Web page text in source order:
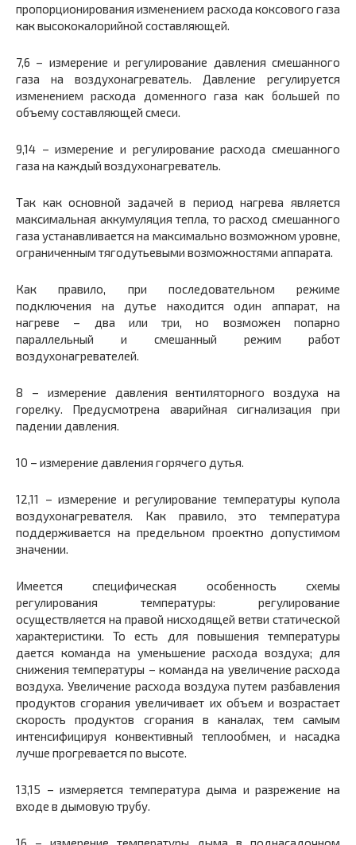
пропорционирования изменением расхода коксового газа
как высококалорийной составляющей.
7,6 – измерение и регулирование давления смешанного
газа на воздухонагреватель. Давление регулируется
изменением расхода доменного газа как большей по
объему составляющей смеси.
9,14 – измерение и регулирование расхода смешанного
газа на каждый воздухонагреватель.
Так как основной задачей в период нагрева является
максимальная аккумуляция тепла, то расход смешанного
газа устанавливается на максимально возможном уровне,
ограниченным тягодутьевыми возможностями аппарата.
Как правило, при последовательном режиме
подключения на дутье находится один аппарат, на
нагреве – два или три, но возможен попарно
параллельный и смешанный режим работ
воздухонагревателей.
8 – измерение давления вентиляторного воздуха на
горелку. Предусмотрена аварийная сигнализация при
падении давления.
10 – измерение давления горячего дутья.
12,11 – измерение и регулирование температуры купола
воздухонагревателя. Как правило, это температура
поддерживается на предельном проектно допустимом
значении.
Имеется специфическая особенность схемы
регулирования температуры: регулирование
осуществляется на правой нисходящей ветви статической
характеристики. То есть для повышения температуры
дается команда на уменьшение расхода воздуха; для
снижения температуры – команда на увеличение расхода
воздуха. Увеличение расхода воздуха путем разбавления
продуктов сгорания увеличивает их объем и возрастает
скорость продуктов сгорания в каналах, тем самым
интенсифицируя конвективный теплообмен, и насадка
лучше прогревается по высоте.
13,15 – измеряется температура дыма и разрежение на
входе в дымовую трубу.